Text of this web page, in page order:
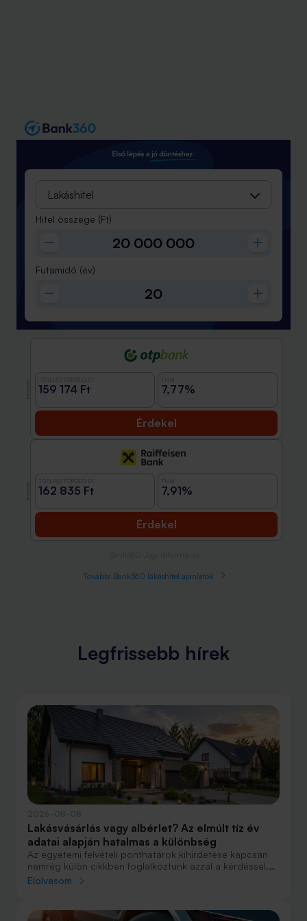
Lakáshitel
Hitel összege (Ft)
Futamidő (év)
159 174 Ft 7,77%
Érdekel
162 835 Ft 7,91%
Érdekel
További Bank360 lakáshitel ajánlatok
Legfrissebb hírek
Lakásvásárlás vagy albérlet? Az elmúlt tíz év
adatai alapján hatalmas a különbség
Az egyetemi felvételi ponthatárok kihirdetése kapcsán
nemrég külön cikkben foglalkoztunk azzal a kérdéssel,
hogy lakást venni vagy vásárolni éri meg jobban. Előző
csak teheti, annak mindenképpen megéri a
Elolvasom